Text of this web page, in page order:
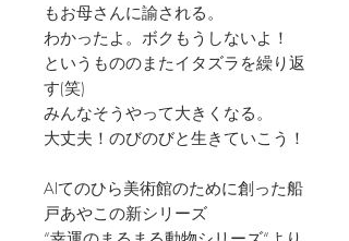
もお母さんに諭される。
わかったよ。ボクもうしないよ！
というもののまたイタズラを繰り返
す(笑)
みんなそうやって大きくなる。
大丈夫！のびのびと生きていこう！
AIてのひら美術館のために創った船
戸あやこの新シリーズ